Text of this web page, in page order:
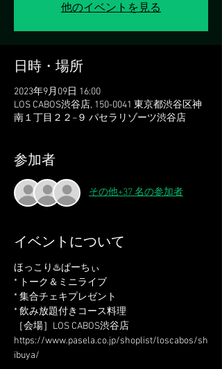
他のイベントを見る
日時・場所
2023年9月09日 16:00
LOS CABOS渋谷店, 150-0041 東京都渋谷区神
南１丁目２２−９ パセラリゾーツ渋谷店
参加者
その他+37 名の参加者
イベントについて
ほっこり♨️ぱーちぃ
* トーク＆ミニライブ
* 集合チェキプレゼント
* 飲み放題付きコース料理
［会場］LOS CABOS渋谷店
https://www.pasela.co.jp/shoplist/loscabos/sh
ibuya/